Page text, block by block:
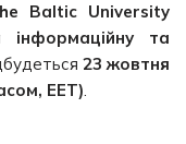
Baltic University
інформаційну та
23 жовтня
EET).